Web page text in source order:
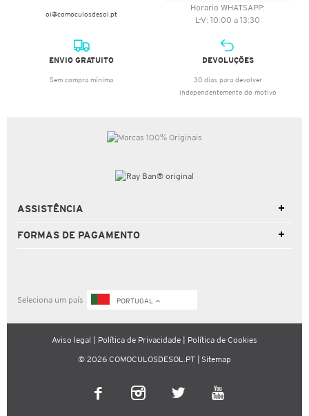
oi@comoculosdesol.pt
Horario WHATSAPP:
L-V: 10:00 a 13:30
ENVIO GRATUITO
Sem compra mínima
DEVOLUÇÕES
30 dias para devolver
independentemente do motivo
ASSISTÊNCIA
FORMAS DE PAGAMENTO
Seleciona um país PORTUGAL
Aviso legal | Política de Privacidade | Política de Cookies
© 2026 COMOCULOSDESOL.PT | Sitemap